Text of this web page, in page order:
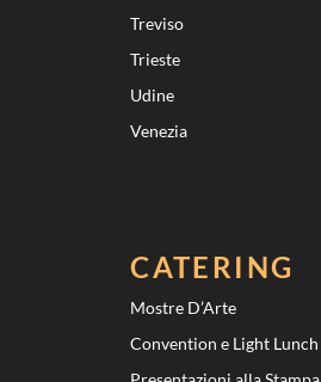
Treviso
Trieste
Udine
Venezia
CATERING
Mostre D’Arte
Convention e Light Lunch